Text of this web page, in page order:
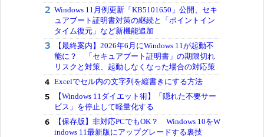
Windows 11月例更新「KB5101650」公開、セキ
ュアブート証明書対策の継続と「ポイントイン
タイム復元」など新機能追加
【最終案内】2026年6月にWindows 11が起動不
能に？ 「セキュアブート証明書」の期限切れ
リスクと対策、起動しなくなった場合の対応策
Excelでセル内の文字列を縦書きにする方法
【Windows 11ダイエット術】「隠れた不要サー
ビス」を停止して軽量化する
【保存版】非対応PCでもOK？ Windows 10をW
indows 11最新版にアップグレードする裏技